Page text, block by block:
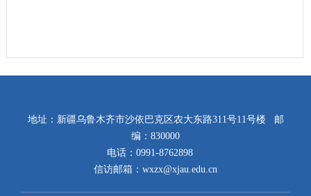
地址：新疆乌鲁木齐市沙依巴克区农大东路311号11号楼 邮
编：830000
电话：0991-8762898
信访邮箱：wxzx@xjau.edu.cn